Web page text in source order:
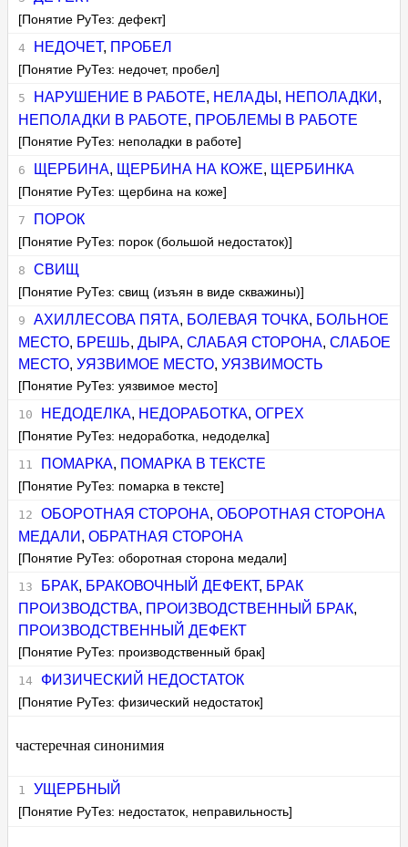
[Понятие РуТез: дефект]
НЕДОЧЕТ, ПРОБЕЛ
[Понятие РуТез: недочет, пробел]
НАРУШЕНИЕ В РАБОТЕ, НЕЛАДЫ , НЕПОЛАДКИ ,
НЕПОЛАДКИ В РАБОТЕ, ПРОБЛЕМЫ В РАБОТЕ
[Понятие РуТез: неполадки в работе]
ЩЕРБИНА, ЩЕРБИНА НА КОЖЕ, ЩЕРБИНКА
[Понятие РуТез: щербина на коже]
ПОРОК
[Понятие РуТез: порок (большой недостаток)]
СВИЩ
[Понятие РуТез: свищ (изъян в виде скважины)]
АХИЛЛЕСОВА ПЯТА, БОЛЕВАЯ ТОЧКА, БОЛЬНОЕ
МЕСТО, БРЕШЬ,ДЫРА,СЛАБАЯ СТОРОНА,СЛАБОЕ
МЕСТО,УЯЗВИМОЕ МЕСТО,УЯЗВИМОСТЬ
[Понятие РуТез: уязвимое место]
НЕДОДЕЛКА, НЕДОРАБОТКА, ОГРЕХ
[Понятие РуТез: недоработка, недоделка]
ПОМАРКА, ПОМАРКА В ТЕКСТЕ
[Понятие РуТез: помарка в тексте]
ОБОРОТНАЯ СТОРОНА, ОБОРОТНАЯ СТОРОНА
МЕДАЛИ ,ОБРАТНАЯ СТОРОНА
[Понятие РуТез: оборотная сторона медали]
БРАК, БРАКОВОЧНЫЙ ДЕФЕКТ, БРАК
ПРОИЗВОДСТВА, ПРОИЗВОДСТВЕННЫЙ БРАК,
ПРОИЗВОДСТВЕННЫЙ ДЕФЕКТ
[Понятие РуТез: производственный брак]
ФИЗИЧЕСКИЙ НЕДОСТАТОК
[Понятие РуТез: физический недостаток]
частеречная синонимия
УЩЕРБНЫЙ
[Понятие РуТез: недостаток, неправильность]